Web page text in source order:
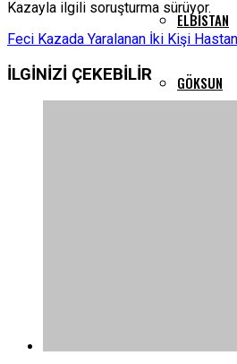
ELBISTAN
GÖKSUN
Kazayla ilgili soruşturma sürüyor.
Feci Kazada Yaralanan İki Kişi
İLGİNİZİ ÇEKEBİLİR